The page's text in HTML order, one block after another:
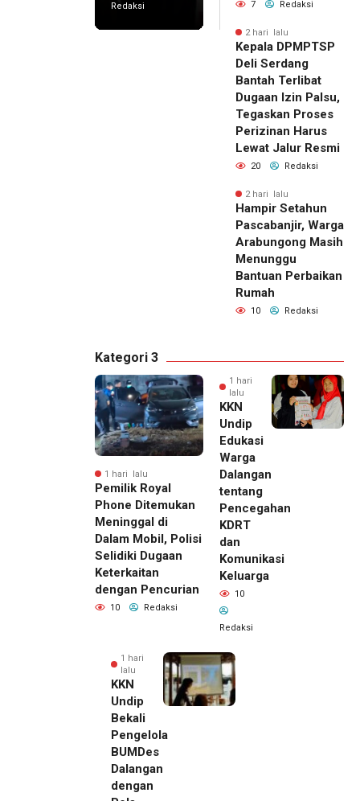
Redaksi 7 Redaksi
2 hari lalu
Kepala DPMPTSP
Deli Serdang
Bantah Terlibat
Dugaan Izin Palsu,
Tegaskan Proses
Perizinan Harus
Lewat Jalur Resmi
20 Redaksi
2 hari lalu
Hampir Setahun
Pascabanjir, Warga
Arabungong Masih
Menunggu
Bantuan Perbaikan
Rumah
10 Redaksi
Kategori 3
1 hari lalu
Pemilik Royal
Phone Ditemukan
Meninggal di
Dalam Mobil, Polisi
Selidiki Dugaan
Keterkaitan
dengan Pencurian
10 Redaksi
1 hari
lalu
KKN
Undip
Edukasi
Warga
Dalangan
tentang
Pencegahan
KDRT
dan
Komunikasi
Keluarga
10
Redaksi
1 hari
lalu
KKN
Undip
Bekali
Pengelola
BUMDes
Dalangan
dengan